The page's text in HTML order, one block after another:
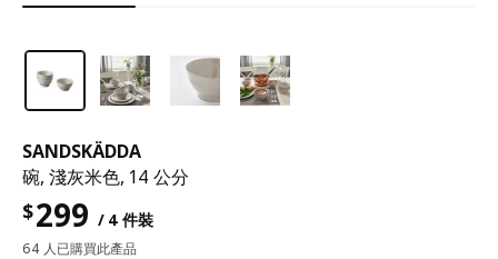
SANDSKÄDDA
碗, 淺灰米色, 14 公分
$299 / 4 件裝
64 人已購買此產品